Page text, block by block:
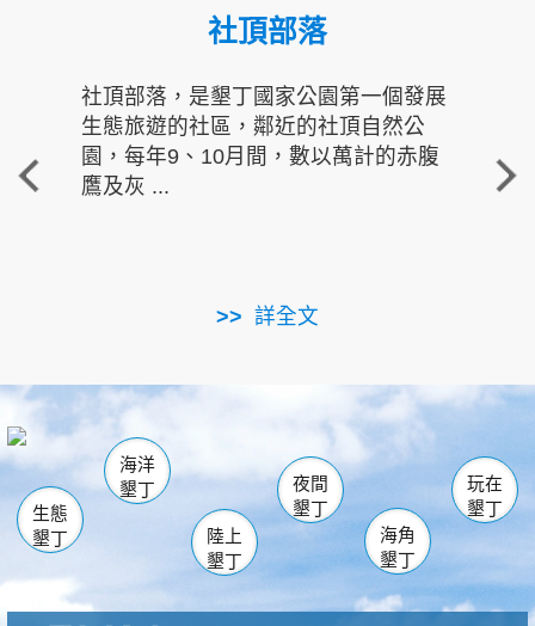
社頂部落
社頂部落，是墾丁國家公園第一個發展
生態旅遊的社區，鄰近的社頂自然公
園，每年9、10月間，數以萬計的赤腹
鷹及灰 ...
詳全文
重
走進
南仁湖
海生館
恆春 佳樂水
龍鑾潭自然中心 森林遊樂區
瓊麻館
關山 墾管處遊客中心
社頂公園 風吹沙
船帆石
白砂 龍磐公園
香蕉灣
砂島
鵝鑾鼻
生態
墾丁
海洋
墾丁
陸上
墾丁
夜間
墾丁
海角
墾丁
玩在
墾丁